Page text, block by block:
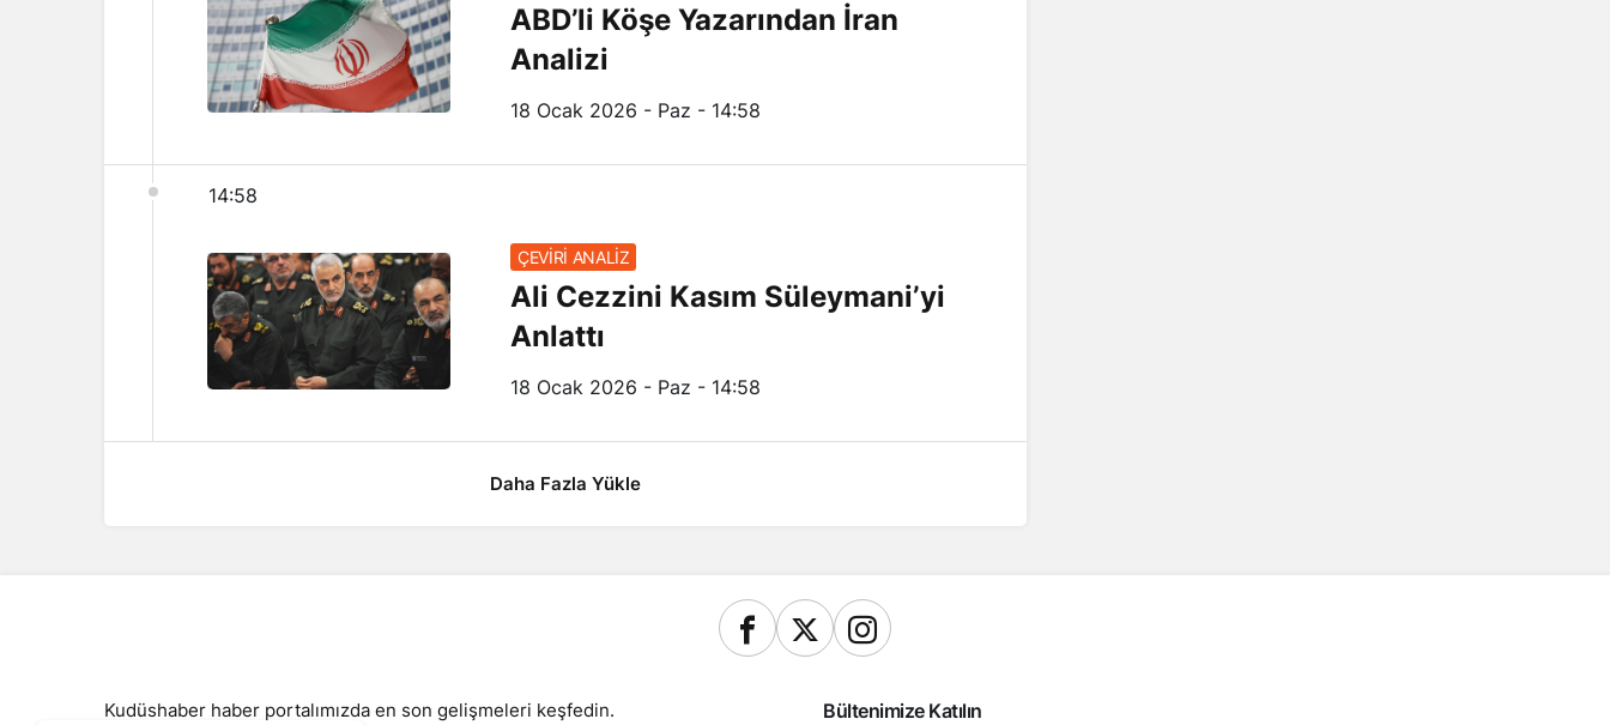
ABD’li Köşe Yazarından İran
Analizi
18 Ocak 2026 - Paz - 14:58
14:58
ÇEVİRİ ANALİZ
Ali Cezzini Kasım Süleymani’yi
Anlattı
18 Ocak 2026 - Paz - 14:58
Daha Fazla Yükle
Kudüshaber haber portalımızda en son gelişmeleri keşfedin. Bültenimize Katılın